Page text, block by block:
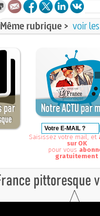
Même rubrique > voir les
Saisissez votre mail, et
sur OK
pour vous
gratuitement